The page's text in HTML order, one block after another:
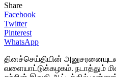
Share
Facebook
Twitter
Pinterest
WhatsApp
தினச்செய்தியின்
வளையாட்டுக்கழகம். நடாத்தும்